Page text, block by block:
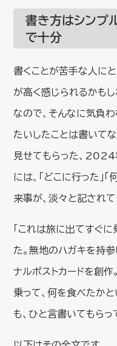
書き方はシンプ
で十分
書くことが苦手な人に
が高く感じられるかもし
なので、そんなに気負
たいしたことは書いて
見せてもらった、
には、「どこに行った」
来事が、淡々と記されて
「これは旅に出てすぐ
た。無地のハガキを持参
ナルポストカードを創作
乗って、何を食べたか
も、ひと言書いてもらっ